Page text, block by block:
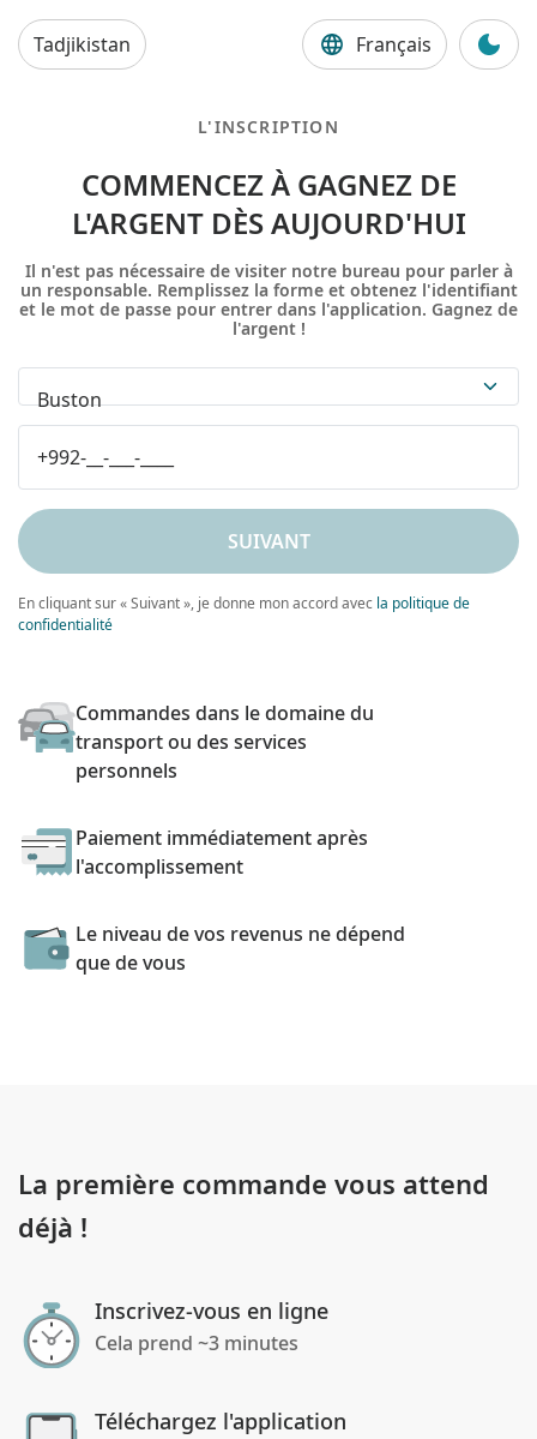
Tadjikistan Français
L'INSCRIPTION
COMMENCEZ À GAGNEZ DE
L'ARGENT DÈS AUJOURD'HUI
Il n'est pas nécessaire de visiter notre bureau pour parler à
un responsable. Remplissez la forme et obtenez l'identifiant
et le mot de passe pour entrer dans l'application. Gagnez de
l'argent !
Buston
SUIVANT
En cliquant sur « Suivant », je donne mon accord avec la politique de
confidentialité
Commandes dans le domaine du
transport ou des services
personnels
Paiement immédiatement après
l'accomplissement
Le niveau de vos revenus ne dépend
que de vous
La première commande vous attend
déjà !
Inscrivez-vous en ligne
Cela prend ~3 minutes
Téléchargez l'application